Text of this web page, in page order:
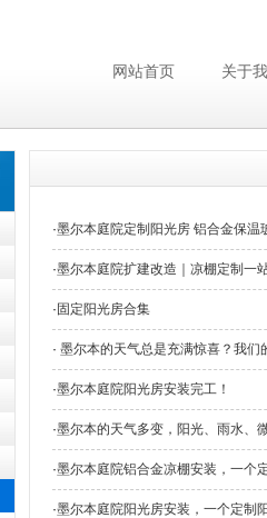
网站首页 关于
·墨尔本庭院定制阳光房 铝合金保温
·墨尔本庭院扩建改造｜凉棚定制一
· 固定阳光房合集
· 墨尔本的天气总是充满惊喜？我
·墨尔本庭院阳光房安装完工！
·墨尔本的天气多变，阳光、雨水
·墨尔本庭院铝合金凉棚安装，一个
·墨尔本庭院阳光房安装，一个定制